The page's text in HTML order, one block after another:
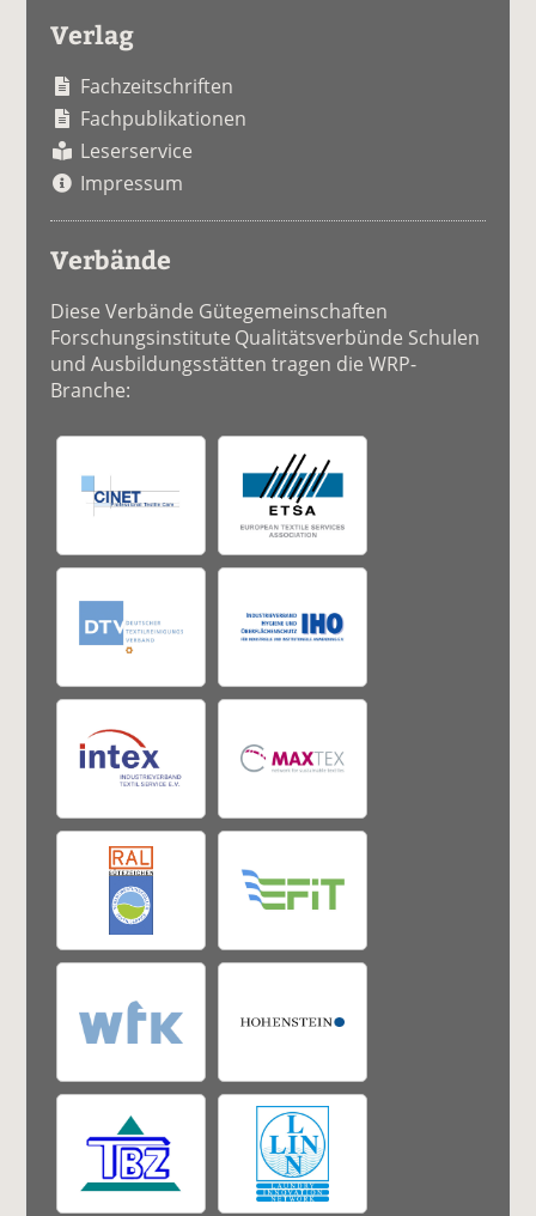
Verlag
Fachzeitschriften
Fachpublikationen
Leserservice
Impressum
Verbände
Diese Verbände Gütegemeinschaften
Forschungsinstitute Qualitätsverbünde Schulen
und Ausbildungsstätten tragen die WRP-
Branche: